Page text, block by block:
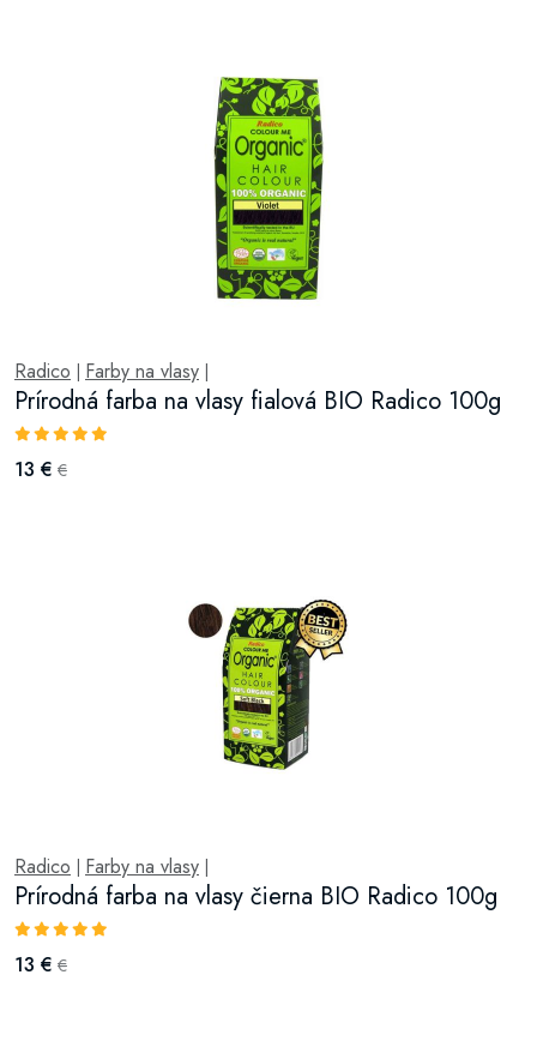
Radico Farby na vlasy
Prírodná farba na vlasy fialová BIO Radico 100g
13 € €
Radico Farby na vlasy
Prírodná farba na vlasy čierna BIO Radico 100g
13 € €